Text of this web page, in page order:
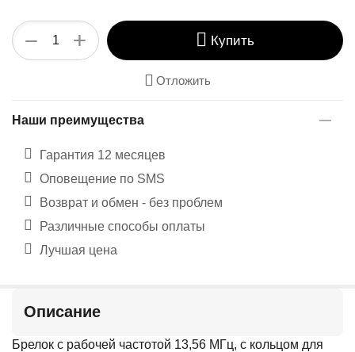
+
− Купить
Отложить
Наши преимущества
Гарантия 12 месяцев
Оповещение по SMS
Возврат и обмен - без проблем
Различные способы оплаты
Лучшая цена
Описание
Брелок с рабочей частотой 13,56 МГц, с кольцом для